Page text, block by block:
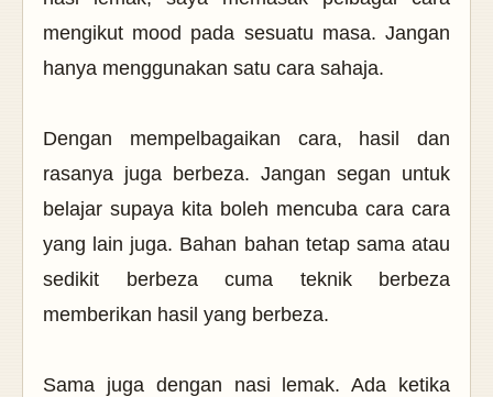
mengikut mood pada sesuatu masa. Jangan
hanya menggunakan satu cara sahaja.
Dengan mempelbagaikan cara, hasil dan
rasanya juga berbeza. Jangan segan untuk
belajar supaya kita boleh mencuba cara cara
yang lain juga. Bahan bahan tetap sama atau
sedikit berbeza cuma teknik berbeza
memberikan hasil yang berbeza.
Sama juga dengan nasi lemak. Ada ketika